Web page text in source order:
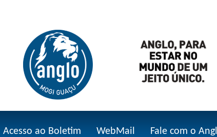
Acesso ao Boletim WebMail Fale com o